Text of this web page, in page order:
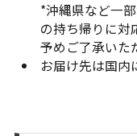
*沖縄県など一
の持ち帰りに対
予めご了承いた
お届け先は国内